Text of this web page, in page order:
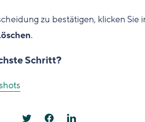
zu bestätigen, klicken Sie
.
Schritt?